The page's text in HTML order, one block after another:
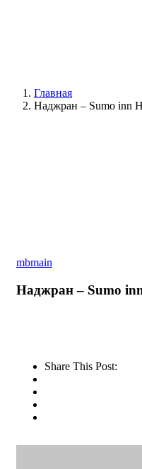
Главная
Наджран – Sumo inn
mbmain
Наджран – Sumo
Share This Post: